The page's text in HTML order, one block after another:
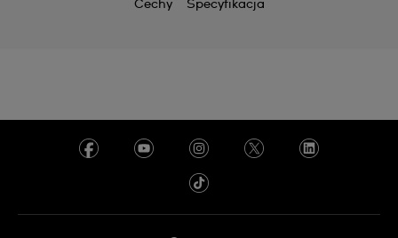
Cechy Specyfikacja